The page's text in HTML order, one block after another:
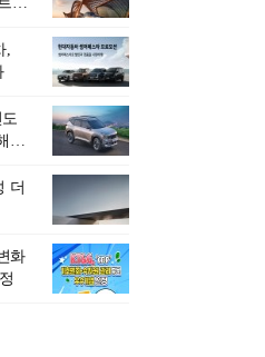
의 공간인 ‘은퇴연
이라는 것이다.
스럽지만 끝이 있
를 통해 천국으로 나
는 희망의 장소라고
트다.『물처럼 흐
으로 서다』는 단순
넘어, 실패를 두려
는 용기와 자신에 대
떻게 삶을 풍요롭
를 보여주는 지혜
평가된다.김용환 전
생의 목표가 크더라
하지 말고 작은 것부
나 성취해 나가
한다. 뼈아픈 실패
뼈대가 된다는 긍
,
의
더
화